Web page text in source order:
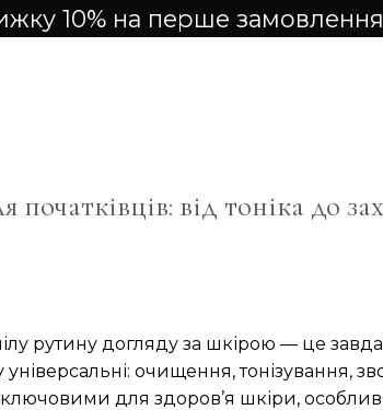
10% на перше
від тоніка до
рутину догляду за шкірою — це
очищення, тонізування,
ключовими для здоров’я шкіри,